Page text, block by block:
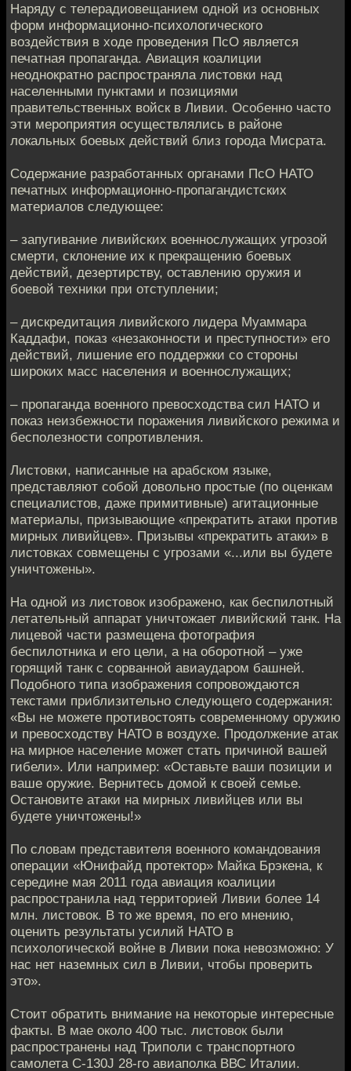
Наряду с телерадиовещанием одной из основных
форм информационно-психологического
воздействия в ходе проведения ПсО является
печатная пропаганда. Авиация коалиции
неоднократно распространяла листовки над
населенными пунктами и позициями
правительственных войск в Ливии. Особенно часто
эти мероприятия осуществлялись в районе
локальных боевых действий близ города Мисрата.
Содержание разработанных органами ПсО НАТО
печатных информационно-пропагандистских
материалов следующее:
– запугивание ливийских военнослужащих угрозой
смерти, склонение их к прекращению боевых
действий, дезертирству, оставлению оружия и
боевой техники при отступлении;
– дискредитация ливийского лидера Муаммара
Каддафи, показ «незаконности и преступности» его
действий, лишение его поддержки со стороны
широких масс населения и военнослужащих;
– пропаганда военного превосходства сил НАТО и
показ неизбежности поражения ливийского режима и
бесполезности сопротивления.
Листовки, написанные на арабском языке,
представляют собой довольно простые (по оценкам
специалистов, даже примитивные) агитационные
материалы, призывающие «прекратить атаки против
мирных ливийцев». Призывы «прекратить атаки» в
листовках совмещены с угрозами «...или вы будете
уничтожены».
На одной из листовок изображено, как беспилотный
летательный аппарат уничтожает ливийский танк. На
лицевой части размещена фотография
беспилотника и его цели, а на оборотной – уже
горящий танк с сорванной авиаударом башней.
Подобного типа изображения сопровождаются
текстами приблизительно следующего содержания:
«Вы не можете противостоять современному оружию
и превосходству НАТО в воздухе. Продолжение атак
на мирное население может стать причиной вашей
гибели». Или например: «Оставьте ваши позиции и
ваше оружие. Вернитесь домой к своей семье.
Остановите атаки на мирных ливийцев или вы
будете уничтожены!»
По словам представителя военного командования
операции «Юнифайд протектор» Майка Брэкена, к
середине мая 2011 года авиация коалиции
распространила над территорией Ливии более 14
млн. листовок. В то же время, по его мнению,
оценить результаты усилий НАТО в
психологической войне в Ливии пока невозможно: У
нас нет наземных сил в Ливии, чтобы проверить
это».
Стоит обратить внимание на некоторые интересные
факты. В мае около 400 тыс. листовок были
распространены над Триполи с транспортного
самолета C-130J 28-го авиаполка ВВС Италии.